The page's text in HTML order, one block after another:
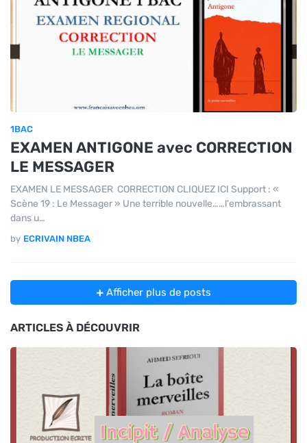
1BAC
EXAMEN ANTIGONE avec CORRECTION
LE MESSAGER
EXAMEN LE MESSAGER CORRECTION CLIQUEZ ICI Support : «
Scène 19 : Le Messager » Une terrible nouvelle……l'embrassant
dans u…
by ECRIVAIN NBEA
Afficher plus de posts
ARTICLES À DÉCOUVRIR